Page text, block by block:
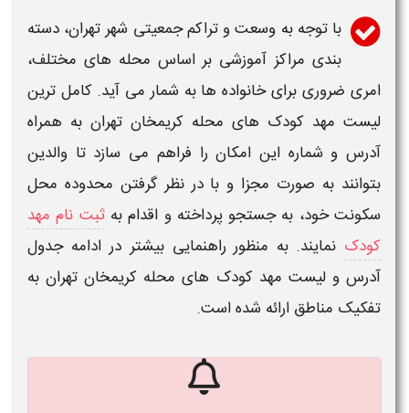
با توجه به وسعت و تراکم جمعیتی شهرتهران، دسته
بندی مراکز آموزشی بر اساس محله های مختلف،
امری ضروری برای خانواده ها به شمار می آید. کامل ترین
لیست مهد کودک های محله کریمخان تهران به همراه
آدرس و شمارهاین امکان را فراهم می سازد تا والدین
بتوانند به صورت مجزا و با در نظر گرفتن محدوده محل
سکونت خود، به جستجو پرداخته و اقدام بهثبت نام مهد
کودک نمایند. به منظور راهنمایی بیشتر در ادامه جدول
آدرس و لیست مهد کودک های محله کریمخان تهران به
تفکیک مناطق ارائه شده است.